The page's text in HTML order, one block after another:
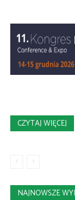
CZYTAJ WIĘCEJ
NAJNOWSZE